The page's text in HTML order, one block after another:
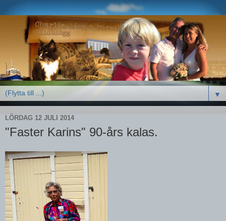
▼
LÖRDAG 12 JULI 2014
"Faster Karins" 90-års kalas.